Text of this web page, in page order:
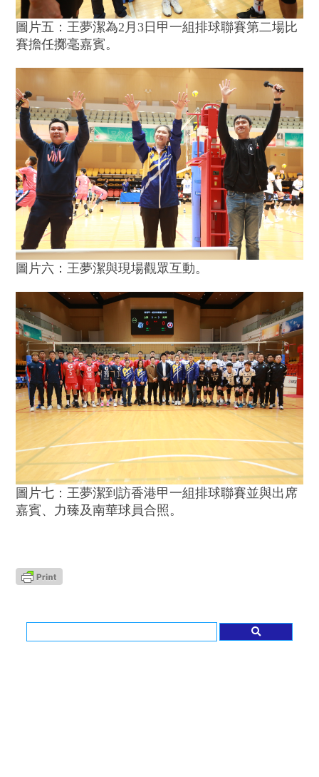
圖片五：王夢潔為2月3日甲一組排球聯賽第二場比
賽擔任擲毫嘉賓。
圖片六：王夢潔與現場觀眾互動。
圖片七：王夢潔到訪香港甲一組排球聯賽並與出席
嘉賓、力臻及南華球員合照。